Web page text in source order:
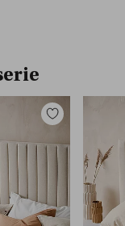
Toevoegen
favorieten